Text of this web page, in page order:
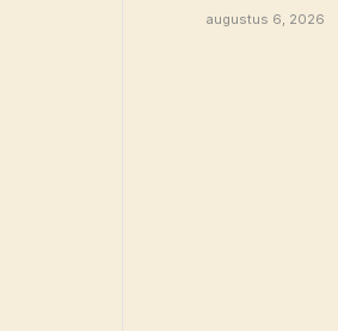
augustus 6, 2026